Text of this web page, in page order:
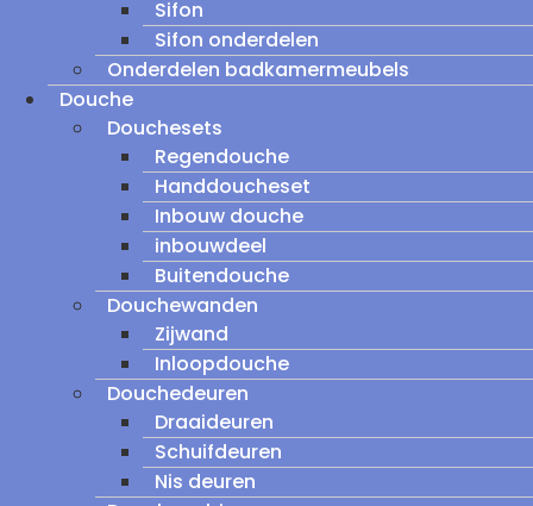
Sifon
Sifon onderdelen
Onderdelen badkamermeubels
Douche
Douchesets
Regendouche
Handdoucheset
Inbouw douche
inbouwdeel
Buitendouche
Douchewanden
Zijwand
Inloopdouche
Douchedeuren
Draaideuren
Schuifdeuren
Nis deuren